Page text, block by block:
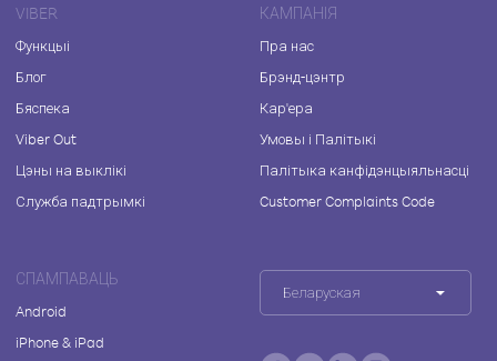
VIBER
Функцыі
Блог
Бяспека
Viber Out
Цэны на выклікі
Служба падтрымкі
КАМПАНІЯ
Пра нас
Брэнд-цэнтр
Кар'ера
Умовы і Палітыкі
Палітыка канфідэнцыяльнасці
Customer Complaints Code
СПАМПАВАЦЬ
Android
iPhone & iPad
Беларуская